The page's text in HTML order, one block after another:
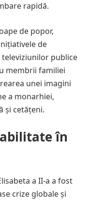
rapidă.
de popor,
de
publice
membrii familiei
unei imagini
a monarhiei,
și cetățeni.
în
a II-a a fost
crize globale și